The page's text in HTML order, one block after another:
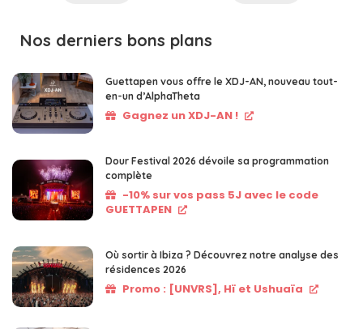
Nos derniers bons plans
Guettapen vous offre le XDJ-AN, nouveau tout-
en-un d’AlphaTheta
Gagnez un XDJ-AN !
Dour Festival 2026 dévoile sa programmation
complète
-10% sur vos pass 5J avec le code
GUETTAPEN
Où sortir à Ibiza ? Découvrez notre analyse des
résidences 2026
Promo : [UNVRS], Hï et Ushuaïa